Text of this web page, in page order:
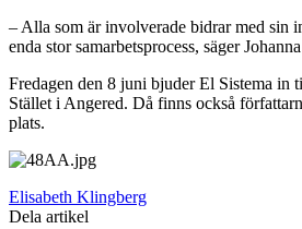
– Alla som är involverade bidrar med sin
enda stor samarbetsprocess, säger
Fredagen den 8 juni bjuder El Sistema in
Stället i Angered. Då finns också
plats.
Elisabeth Klingberg
Dela artikel